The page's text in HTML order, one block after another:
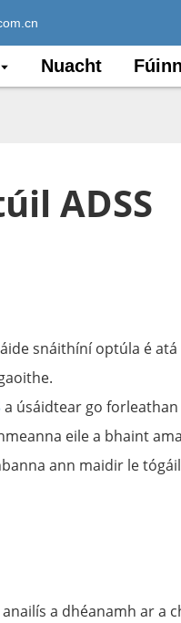
Nuacht Fúinn
ADSS
snáithíní optúla é
a úsáidtear go
eile a bhaint
ann maidir le
a dhéanamh ar